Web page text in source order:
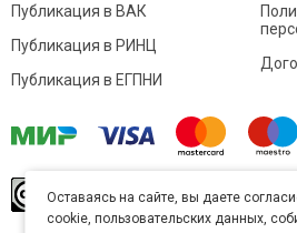
Публикация в ВАК
Публикация в РИНЦ
Публикация в ЕГПНИ
произведение
Commons
Оставаясь на сайте, вы даете
cookie, пользовательских данных,